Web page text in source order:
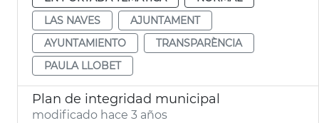
LAS NAVES
AJUNTAMENT
AYUNTAMIENTO
TRANSPARÈNCIA
PAULA LLOBET
Plan de integridad municipal
modificado hace 3 años